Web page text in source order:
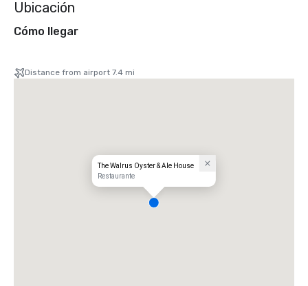
Ubicación
Cómo llegar
Distance from airport 7.4 mi
The Walrus Oyster & Ale House
Restaurante